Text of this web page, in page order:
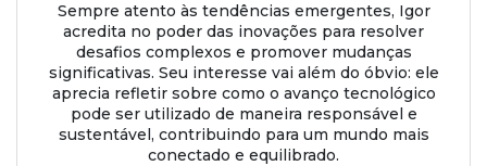
Sempre atento às tendências emergentes, Igor
acredita no poder das inovações para resolver
desafios complexos e promover mudanças
significativas. Seu interesse vai além do óbvio: ele
aprecia refletir sobre como o avanço tecnológico
pode ser utilizado de maneira responsável e
sustentável, contribuindo para um mundo mais
conectado e equilibrado.